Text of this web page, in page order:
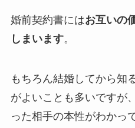
婚前契約書にはお互いの
しまいます。
もちろん結婚してから知
がよいことも多いですが
った相手の本性がわかっ